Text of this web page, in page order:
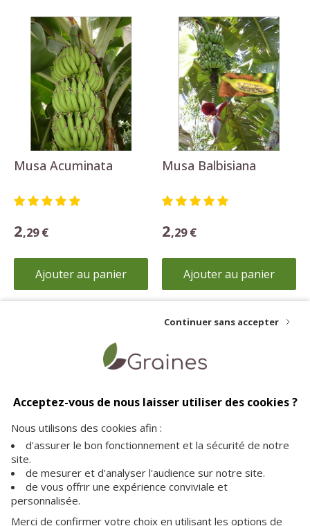
Musa Acuminata
2,29 €
Ajouter au panier
Musa Balbisiana
2,29 €
Ajouter au panier
dès 35€ d'achat
vos achats en toute
sécurité sur notre site
à votre écoute pour plus
d'informations
A PROPOS
Continuer sans accepter
Acceptez-vous de nous laisser utiliser des cookies ?
Nous utilisons des cookies afin :
d'assurer le bon fonctionnement et la sécurité de notre
site.
de mesurer et d'analyser l'audience sur notre site.
de vous offrir une expérience conviviale et
personnalisée.
Merci de confirmer votre choix en utilisant les options de